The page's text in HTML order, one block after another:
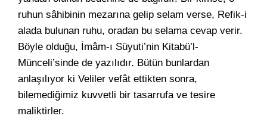
ruhun sâhibinin mezarına gelip selam verse, Refik-i
alada bulunan ruhu, oradan bu selama cevap verir.
Böyle olduğu, İmâm-ı Süyuti’nin Kitabü’l-
Münceli’sinde de yazılıdır. Bütün bunlardan
anlaşılıyor ki Veliler vefât ettikten sonra,
bilemediğimiz kuvvetli bir tasarrufa ve tesire
maliktirler.